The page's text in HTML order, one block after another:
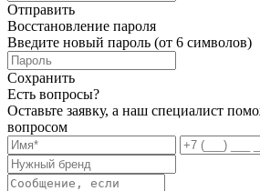
Отправить
Восстановление пароля
Введите новый пароль (от 6 символов)
Сохранить
Есть вопросы?
Оставьте заявку, а наш специалист
вопросом